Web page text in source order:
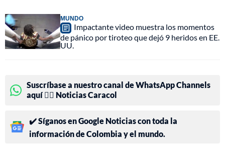
MUNDO
Impactante video muestra los momentos
de pánico por tiroteo que dejó 9 heridos en EE.
UU.
Suscríbase a nuestro canal de WhatsApp Channels
aquí 👉🏻 Noticias Caracol
✔️ Síganos en Google Noticias con toda la
información de Colombia y el mundo.